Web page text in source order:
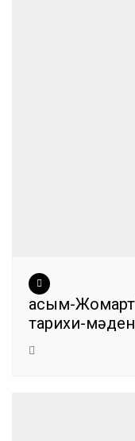
Қасым-
тарихи-